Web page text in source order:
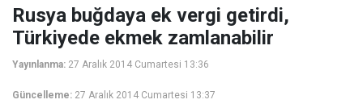
Rusya buğdaya ek vergi getirdi,
Türkiyede ekmek zamlanabilir
Yayınlanma: 27 Aralık 2014 Cumartesi 13:36
Güncelleme: 27 Aralık 2014 Cumartesi 13:37